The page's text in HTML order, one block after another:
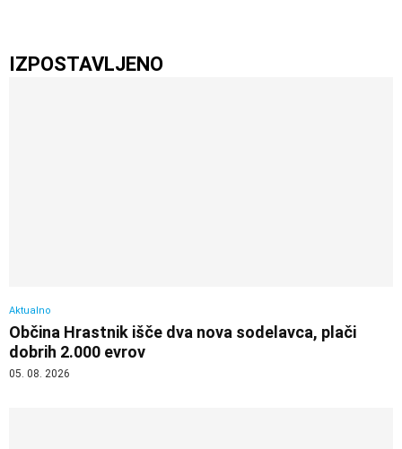
IZPOSTAVLJENO
Aktualno
Občina Hrastnik išče dva nova sodelavca, plači
dobrih 2.000 evrov
05. 08. 2026